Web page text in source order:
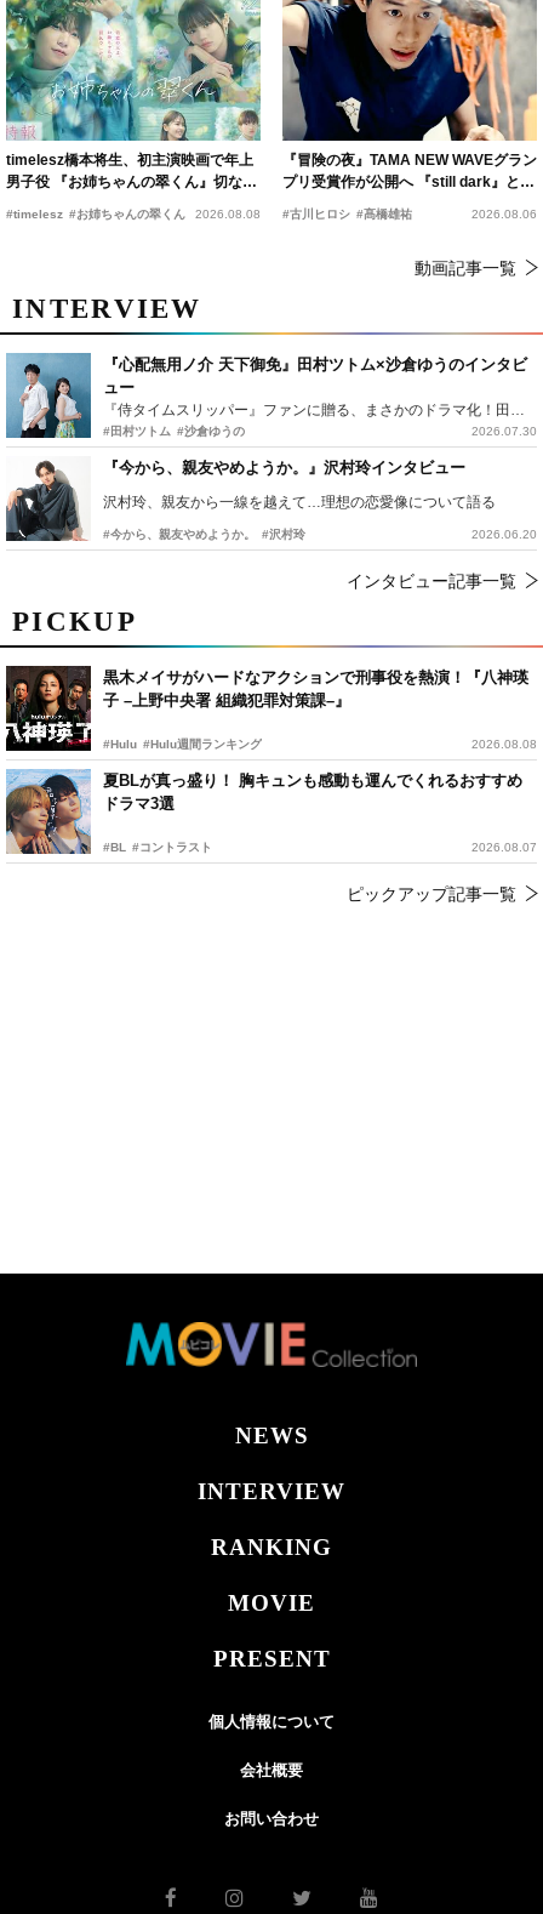
PICKUP
黒木メイサがハードなアクションで刑事役を熱演！『八神瑛
子 –上野中央署 組織犯罪対策課–』
#Hulu #Hulu週間ランキング 2026.08.08
夏BLが真っ盛り！ 胸キュンも感動も運んでくれるおすすめ
ドラマ3選
#BL #コントラスト 2026.08.07
ピックアップ記事一覧
timelesz橋本将生、初主演映画で年上
男子役 『お姉ちゃんの翠くん』切ない
#timelesz #お姉ちゃんの翠くん 2026.08.08
『冒険の夜』TAMA NEW WAVEグラン
プリ受賞作が公開へ 『still dark』と同
#古川ヒロシ #髙橋雄祐 2026.08.06
動画記事一覧
INTERVIEW
『心配無用ノ介 天下御免』田村ツトム×沙倉ゆうのインタビ
ュー
『侍タイムスリッパー』ファンに贈る、まさかのドラマ化！田村ツトム×沙倉ゆうのが語る『心配無用ノ介』撮影秘話
#田村ツトム #沙倉ゆうの 2026.07.30
『今から、親友やめようか。』沢村玲インタビュー
沢村玲、親友から一線を越えて…理想の恋愛像について語る
#今から、親友やめようか。 #沢村玲 2026.06.20
インタビュー記事一覧
NEWS
INTERVIEW
RANKING
MOVIE
PRESENT
個人情報について
会社概要
お問い合わせ